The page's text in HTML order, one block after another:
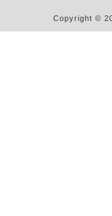
Copyright ©